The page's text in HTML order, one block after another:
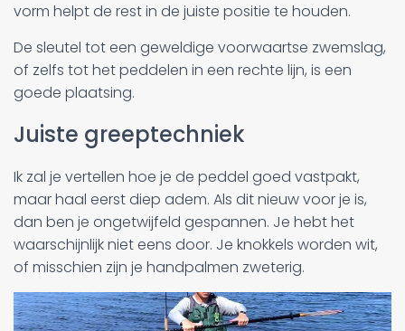
vorm helpt de rest in de juiste positie te houden.
De sleutel tot een geweldige voorwaartse zwemslag,
of zelfs tot het peddelen in een rechte lijn, is een
goede plaatsing.
Juiste greeptechniek
Ik zal je vertellen hoe je de peddel goed vastpakt,
maar haal eerst diep adem. Als dit nieuw voor je is,
dan ben je ongetwijfeld gespannen. Je hebt het
waarschijnlijk niet eens door. Je knokkels worden wit,
of misschien zijn je handpalmen zweterig.